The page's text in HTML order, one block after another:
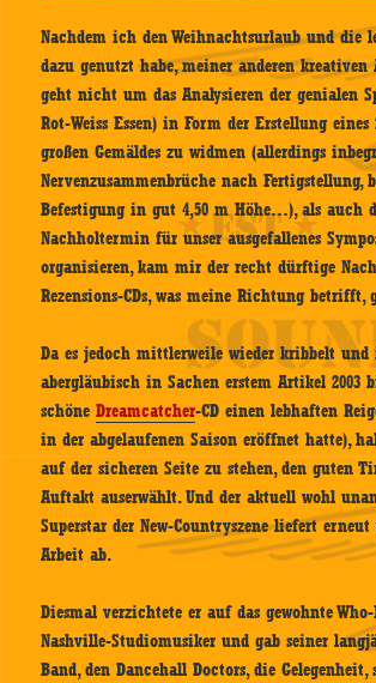
Nachdem ich den Weihnachtsurlaub und die
dazu genutzt habe, meiner anderen kreativen
geht nicht um das Analysieren der genialen
Rot-Weiss Essen) in Form der Erstellung eines
großen Gemäldes zu widmen (allerdings
Nervenzusammenbrüche nach Fertigstellung,
Befestigung in gut 4,50 m Höhe…), als auch
Nachholtermin für unser ausgefallenes
organisieren, kam mir der recht dürftige
Rezensions-CDs, was meine Richtung betrifft,
Da es jedoch mittlerweile wieder kribbelt
abergläubisch in Sachen erstem Artikel 2003
schöneDreamcatcher-CD einen lebhaften
in der abgelaufenen Saison eröffnet hatte),
auf der sicheren Seite zu stehen, den guten
Auftakt auserwählt. Und der aktuell wohl
Superstar der New-Countryszene liefert
Arbeit ab.
Diesmal verzichtete er auf das gewohnte
Nashville-Studiomusiker und gab seiner
Band, den Dancehall Doctors, die Gelegenheit,